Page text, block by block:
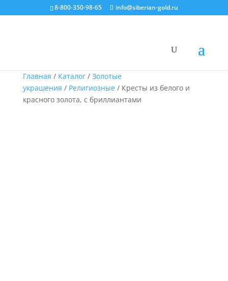
8-800-350-98-65 info@siberian-gold.ru
Главная / Каталог/ Золотые
украшения / Религиозные/ Кресты из белого и
красного золота, с бриллиантами